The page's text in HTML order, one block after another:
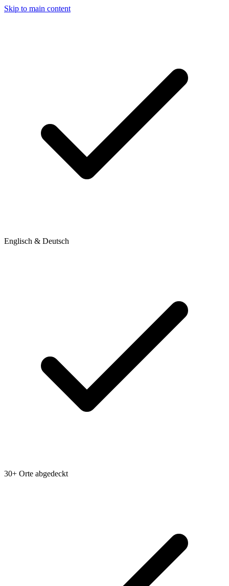
Skip to main content
Englisch & Deutsch
30+ Orte abgedeckt